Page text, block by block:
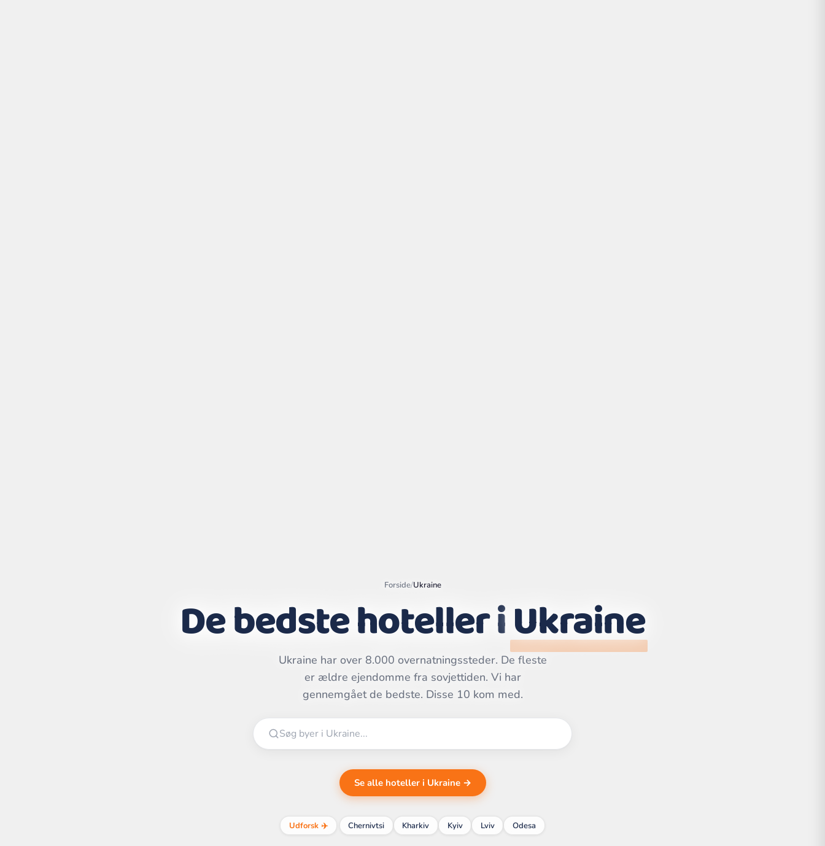
Leaflet |©
contributors | ©
Forside/Ukraine
De bedste hoteller iUkraine
Ukraine har over 8.000 overnatningssteder. De fleste
er ældre ejendomme fra sovjettiden. Vi har
gennemgået de bedste. Disse 10 kom med.
Se alle hoteller i Ukraine →
Udforsk ✈️ Chernivtsi Kharkiv Kyiv Lviv Odesa